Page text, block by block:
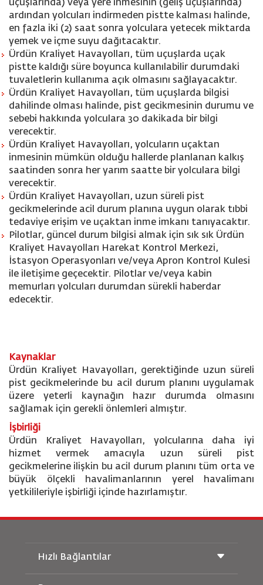
uçuşlarında) veya yere inmesinin (geliş uçuşlarında)
ardından yolcuları indirmeden pistte kalması halinde,
en fazla iki (2) saat sonra yolculara yetecek miktarda
yemek ve içme suyu dağıtacaktır.
Ürdün Kraliyet Havayolları, tüm uçuşlarda uçak
pistte kaldığı süre boyunca kullanılabilir durumdaki
tuvaletlerin kullanıma açık olmasını sağlayacaktır.
Ürdün Kraliyet Havayolları, tüm uçuşlarda bilgisi
dahilinde olması halinde, pist gecikmesinin durumu ve
sebebi hakkında yolculara 30 dakikada bir bilgi
verecektir.
Ürdün Kraliyet Havayolları, yolcuların uçaktan
inmesinin mümkün olduğu hallerde planlanan kalkış
saatinden sonra her yarım saatte bir yolculara bilgi
verecektir.
Ürdün Kraliyet Havayolları, uzun süreli pist
gecikmelerinde acil durum planına uygun olarak tıbbi
tedaviye erişim ve uçaktan inme imkanı tanıyacaktır.
Pilotlar, güncel durum bilgisi almak için sık sık Ürdün
Kraliyet Havayolları Harekat Kontrol Merkezi,
İstasyon Operasyonları ve/veya Apron Kontrol Kulesi
ile iletişime geçecektir. Pilotlar ve/veya kabin
memurları yolcuları durumdan sürekli haberdar
edecektir.
Kaynaklar
Ürdün Kraliyet Havayolları, gerektiğinde uzun süreli
pist gecikmelerinde bu acil durum planını uygulamak
üzere yeterli kaynağın hazır durumda olmasını
sağlamak için gerekli önlemleri almıştır.
İşbirliği
Ürdün Kraliyet Havayolları, yolcularına daha iyi
hizmet vermek amacıyla uzun süreli pist
gecikmelerine ilişkin bu acil durum planını tüm orta ve
büyük ölçekli havalimanlarının yerel havalimanı
yetkilileriyle işbirliği içinde hazırlamıştır.
Hızlı Bağlantılar